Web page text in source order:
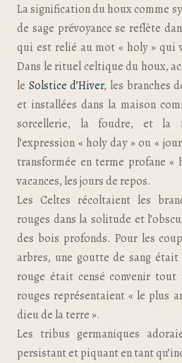
La signification du houx comme
de sage prévoyance se reflète
qui est relié au mot « holy » qui
Dans le rituel celtique du houx,
le Solstice d’Hiver, les branches
et installées dans la maison
sorcellerie, la foudre, et la
l’expression « holy day » ou «
transformée en terme profane
vacances, les jours de repos.
Les Celtes récoltaient les
rouges dans la solitude et
des bois profonds. Pour les
arbres, une goutte de sang
rouge était censé convenir tout
rouges représentaient « le plus
dieu de la terre ».
Les tribus germaniques
persistant et piquant en tant